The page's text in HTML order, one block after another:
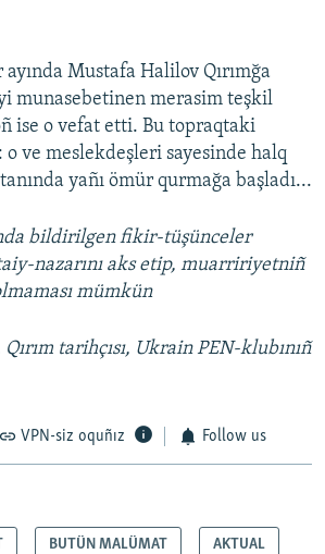
ayında Mustafa Halilov Qırımğa
munasebetinen merasim teşkil
ise o vefat etti. Bu topraqtaki
ve meslekdeşleri sayesinde halq
yañı ömür qurmağa başladı...
bildirilgen fikir-tüşünceler
nazarını aks etip, muarririyetniñ
mümkün
Qırım tarihçısı, Ukrain PEN-klubınıñ
VPN-siz oquñız Follow us
BUTÜN MALÜMAT AKTUAL